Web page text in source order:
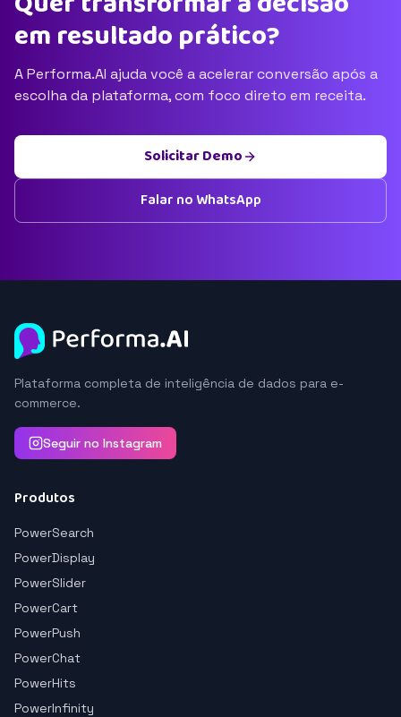
em resultado prático?
A Performa.AI ajuda você a acelerar conversão após a
escolha da plataforma, com foco direto em receita.
Solicitar Demo
Falar no WhatsApp
Plataforma completa de inteligência de dados para e-
commerce.
Seguir no Instagram
Produtos
PowerSearch
PowerDisplay
PowerSlider
PowerCart
PowerPush
PowerChat
PowerHits
PowerInfinity